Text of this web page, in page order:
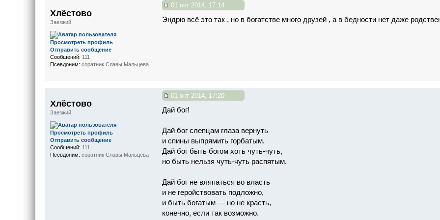
01 окт 2014, 17:14
Эндрю всё это так , но в богатстве много друзей , а в бедности нет даже
Хлёстово
Заезжий
Просмотреть профиль
Отправить сообщение
Сообщений: 111
Псевдоним: соратник Славы Мальцева
01 окт 2014, 17:20
Дай бог!
Дай бог слепцам глаза вернуть
и спины выпрямить горбатым.
Дай бог быть богом хоть чуть-чуть,
но быть нельзя чуть-чуть распятым.
Дай бог не вляпаться во власть
и не геройствовать подложно,
и быть богатым — но не красть,
конечно, если так возможно.
Хлёстово
Заезжий
Просмотреть профиль
Отправить сообщение
Сообщений: 111
Псевдоним: соратник Славы Мальцева